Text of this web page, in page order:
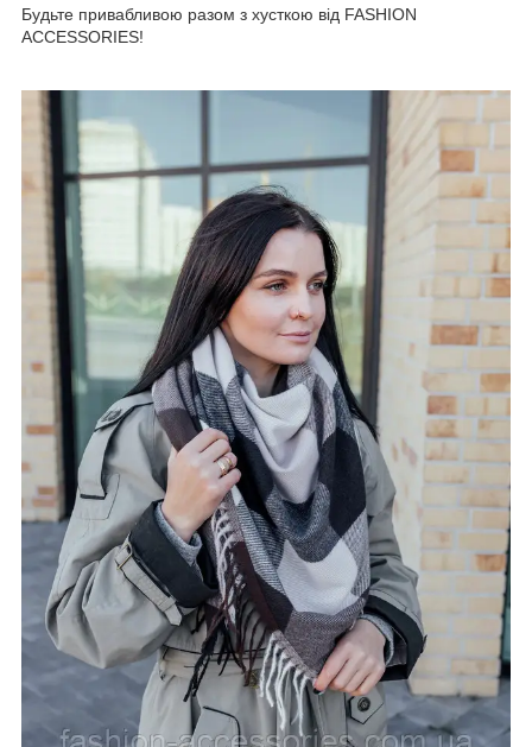
Будьте привабливою разом з хусткою від FASHION
ACCESSORIES!